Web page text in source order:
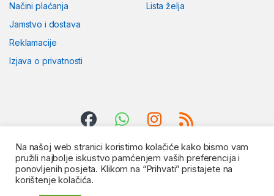
Načini plaćanja
Jamstvo i dostava
Reklamacije
Izjava o privatnosti
Lista želja
Na našoj web stranici koristimo kolačiće kako bismo vam
pružili najbolje iskustvo pamćenjem vaših preferencija i
ponovljenih posjeta. Klikom na “Prihvati” pristajete na
korištenje kolačića.